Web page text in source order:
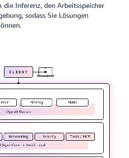
Inferenz, den Arbeitsspeicher
sodass Sie Lösungen